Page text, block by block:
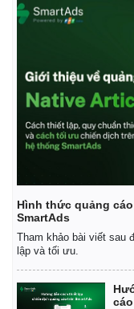
Tin nóng
Tư vấn luật
Hình thức quảng
SmartAds
Tham khảo bài viết sau
lập và tối ưu.